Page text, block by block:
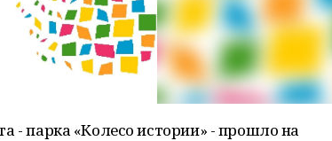
- парка «Колесо истории» - прошло на